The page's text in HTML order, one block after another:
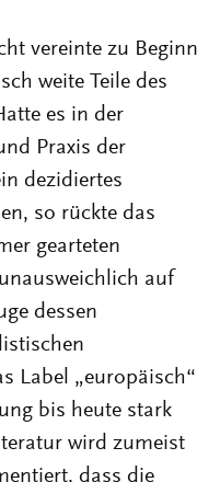
vereinte zu Beginn
weite Teile des
es in der
Praxis der
dezidiertes
so rückte das
gearteten
auf
dessen
Label „europäisch“
bis heute stark
wird zumeist
dass die